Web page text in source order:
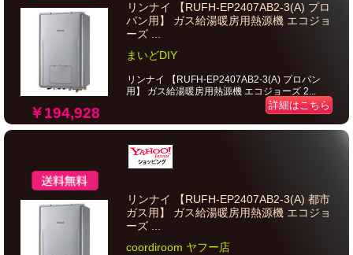
￥194,928
リンナイ 【RUFH-EP2407AB2-3(A) プロ
パン用】 ガス給湯暖房用熱源機 エコジョ
ーズ ...
まいどDIY
リンナイ 【RUFH-EP2407AB2-3(A) プロパン
用】 ガス給湯暖房用熱源機 エコジョーズ 2...
詳細はこちら
リンナイ 【RUFH-EP2407AB2-3(A) 都市
ガス用】 ガス給湯暖房用熱源機 エコジョ
ーズ ...
coordiroom ヤフー店